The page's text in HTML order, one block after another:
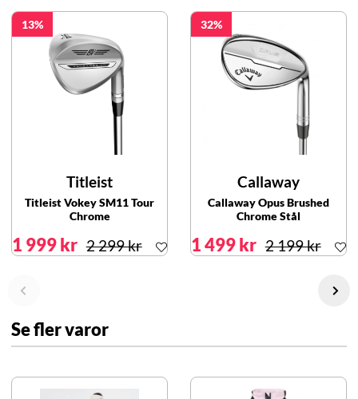
13
Titleist
Titleist Vokey SM11 Tour
Chrome
1 999 kr 2 299 kr
32
Callaway
Callaway Opus Brushed
Chrome Stål
1 499 kr 2 199 kr
Se fler varor